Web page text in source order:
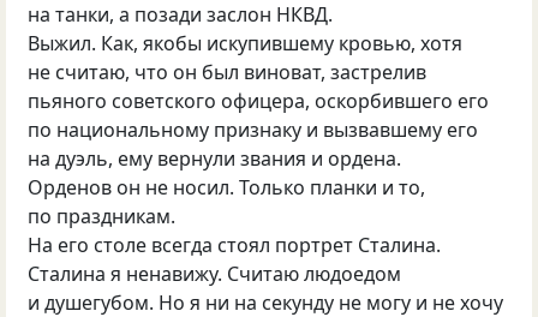
на танки, а позади заслон НКВД.
Выжил. Как, якобы искупившему кровью, хотя
не считаю, что он был виноват, застрелив
пьяного советского офицера, оскорбившего его
по национальному признаку и вызвавшему его
на дуэль, ему вернули звания и ордена.
Орденов он не носил. Только планки и то,
по праздникам.
На его столе всегда стоял портрет Сталина.
Сталина я ненавижу. Считаю людоедом
и душегубом. Но я ни на секунду не могу и не хочу